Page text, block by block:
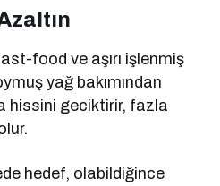
food ve aşırı işlenmiş
yağ bakımından
hissini geciktirir, fazla
hedef, olabildiğince